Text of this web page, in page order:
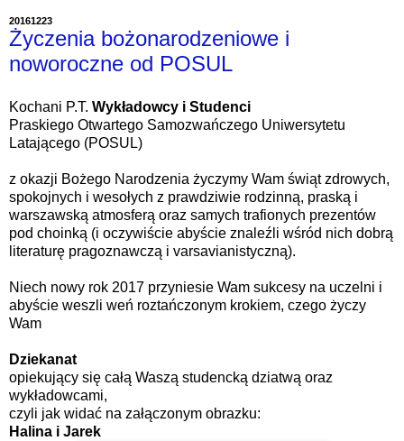
20161223
Życzenia bożonarodzeniowe i
noworoczne od POSUL
Kochani P.T. Wykładowcy i Studenci
Praskiego Otwartego Samozwańczego Uniwersytetu
Latającego (POSUL)
z okazji Bożego Narodzenia życzymy Wam świąt zdrowych,
spokojnych i wesołych z prawdziwie rodzinną, praską i
warszawską atmosferą oraz samych trafionych prezentów
pod choinką (i oczywiście abyście znaleźli wśród nich dobrą
literaturę pragoznawczą i varsavianistyczną).
Niech nowy rok 2017 przyniesie Wam sukcesy na uczelni i
abyście weszli weń roztańczonym krokiem, czego życzy
Wam
Dziekanat
opiekujący się całą Waszą studencką dziatwą oraz
wykładowcami,
czyli jak widać na załączonym obrazku:
Halina i Jarek